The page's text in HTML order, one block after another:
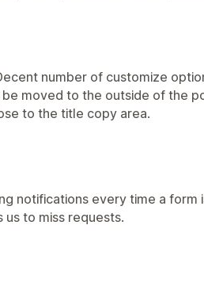
number of customize
moved to the outside of the
to the title copy area.
notifications every time a form
us to miss requests.